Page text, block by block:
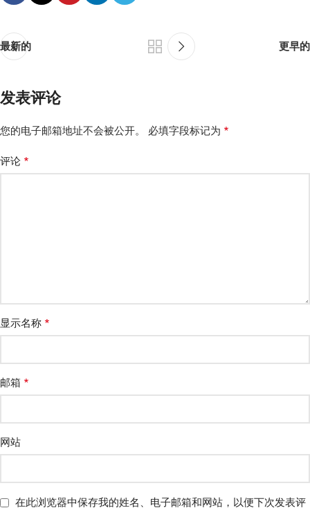
最新的 更早的
发表评论
您的电子邮箱地址不会被公开。 必填字段标记为 *
评论 *
显示名称 *
邮箱 *
网站
在此浏览器中保存我的姓名、电子邮箱和网站，以便下次发表评